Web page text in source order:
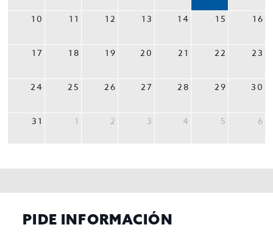
10 11 12 13 14 15 16
17 18 19 20 21 22 23
24 25 26 27 28 29 30
31 1 2 3 4 5 6
PIDE INFORMACIÓN